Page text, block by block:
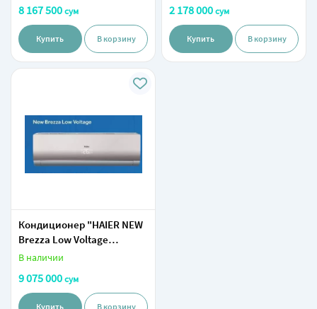
8 167 500сум
Купить В корзину
2 178 000сум
Купить В корзину
Кондиционер "HAIER NEW
Brezza Low Voltage
AS24NE8HAA-
(Золотистый)
В наличии
9 075 000сум
Купить В корзину